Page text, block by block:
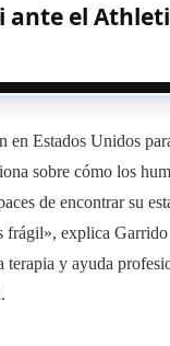
ante el
en Estados Unidos
sobre cómo los
de encontrar su
frágil», explica Garrido
terapia y ayuda